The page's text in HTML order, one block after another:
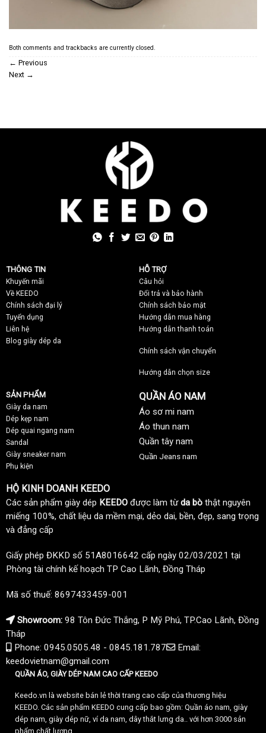
Both comments and trackbacks are currently closed.
← Previous
Next →
THÔNG TIN
Khuyến mãi
Về KEEDO
Chính sách đại lý
Tuyển dụng
Liên hệ
Blog giày dép da
HỖ TRỢ
Câu hỏi
Đổi trả và bảo hành
Chính sách bảo mật
Hướng dẫn mua hàng
Hướng dẫn thanh toán
Chính sách vận chuyển
Hướng dẫn chọn size
SẢN PHẨM
Giày da nam
Dép kẹp nam
Dép quai ngang nam
Sandal
Giày sneaker nam
Phụ kiện
QUẦN ÁO NAM
Áo sơ mi nam
Áo thun nam
Quần tây nam
Quần Jeans nam
HỘ KINH DOANH KEEDO
Các sản phẩm giày dép KEEDO được làm từda bò thật nguyên
miếng 100%, chất liệu da mềm mại, dẻo dai, bền, đẹp, sang trọng
và đẳng cấp
Giấy phép ĐKKD số 51A8016642 cấp ngày 02/03/2021 tại
Phòng tài chính kế hoạch TP Cao Lãnh, Đồng Tháp
Mã số thuế: 8697433459-001
Showroom: 98 Tôn Đức Thắng, P Mỹ Phú, TP.Cao Lãnh, Đồng
Tháp
Phone: 0945.0505.48 - 0845.181.787
Email:
keedovietnam@gmail.com
QUẦN ÁO, GIÀY DÉP NAM CAO CẤP KEEDO
Keedo.vn là website bán lẻ thời trang cao cấp của thương hiệu
KEEDO. Các sản phẩm KEEDO cung cấp bao gồm: Quần áo nam, giày
dép nam, giày dép nữ, ví da nam, dây thắt lưng da.. với hơn 3000 sản
phẩm chất lượng.